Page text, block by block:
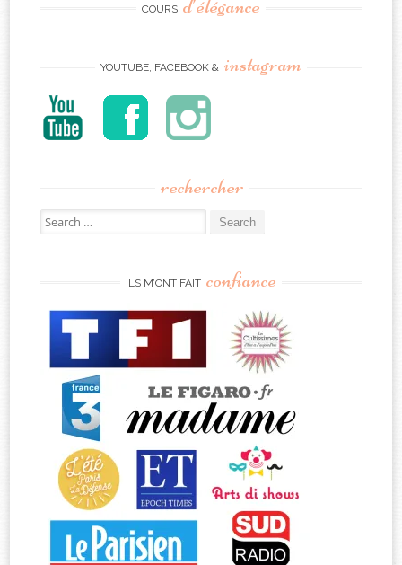
COURS d’élégance
YOUTUBE, FACEBOOK & instagram
rechercher
Search
for:
ILS M’ONT FAIT confiance